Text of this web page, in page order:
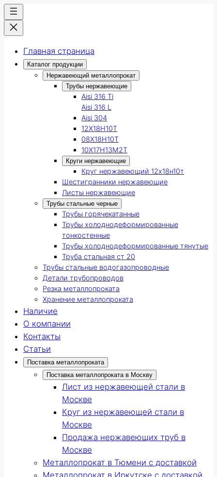
Главная страница
Каталог продукции
Нержавеющий металлопрокат
Трубы нержавеющие
Aisi 316 Ti
Aisi 316 L
Aisi 304
12Х18Н10Т
08Х18Н10Т
10Х17Н13М2Т
Круги нержавеющие
Круг нержавеющий 12х18н10т
Шестигранники нержавеющие
Листы нержавеющие
Трубы стальные черные
Трубы горячекатанные
Трубы холоднодеформированные
тонкостенные
Трубы холоднодеформированные тянутые
Труба стальная ст 20
Трубы стальные водогазопроводные
Детали трубопроводов
Резка металлопроката
Хранение металлопроката
Наличие
О компании
Контакты
Статьи
Поставка металлопроката
Поставка металлопроката в Москву
Лист из нержавеющей стали в
Москве
Круг из нержавеющей стали в
Москве
Продажа нержавеющих труб в
Москве
Металлопрокат в Тюмени с доставкой
Металлопрокат в Иркутске с доставкой